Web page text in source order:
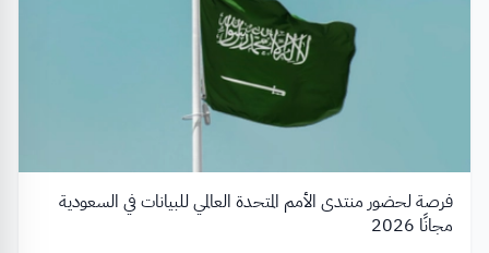
فرصة لحضور منتدى الأمم المتحدة العالمي للبيانات في السعودية
مجانًا 2026